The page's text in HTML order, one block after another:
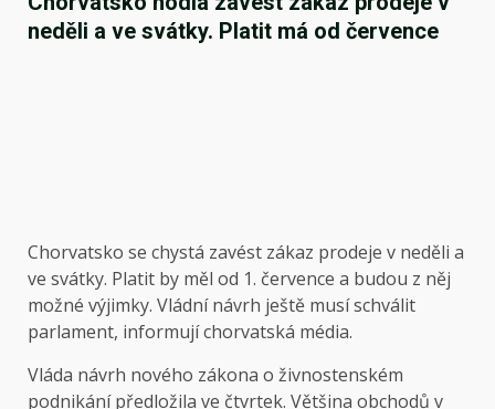
neděli a ve svátky. Platit má od července
Chorvatsko se chystá zavést zákaz prodeje v neděli a
ve svátky. Platit by měl od 1. července a budou z něj
možné výjimky. Vládní návrh ještě musí schválit
parlament, informují chorvatská média.
Vláda návrh nového zákona o živnostenském
podnikání předložila ve čtvrtek. Většina obchodů v